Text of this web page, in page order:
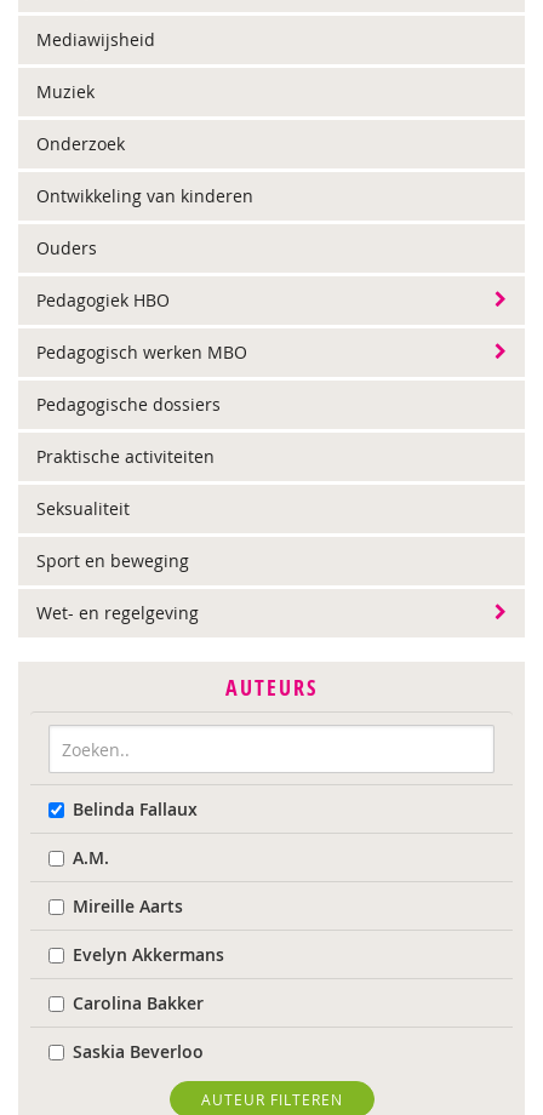
Mediawijsheid
Muziek
Onderzoek
Ontwikkeling van kinderen
Ouders
Pedagogiek HBO
Pedagogisch werken MBO
Pedagogische dossiers
Praktische activiteiten
Seksualiteit
Sport en beweging
Wet- en regelgeving
AUTEURS
Belinda Fallaux
A.M.
Mireille Aarts
Evelyn Akkermans
Carolina Bakker
Saskia Beverloo
Marieke BoelhouwerAUTEUR FILTEREN